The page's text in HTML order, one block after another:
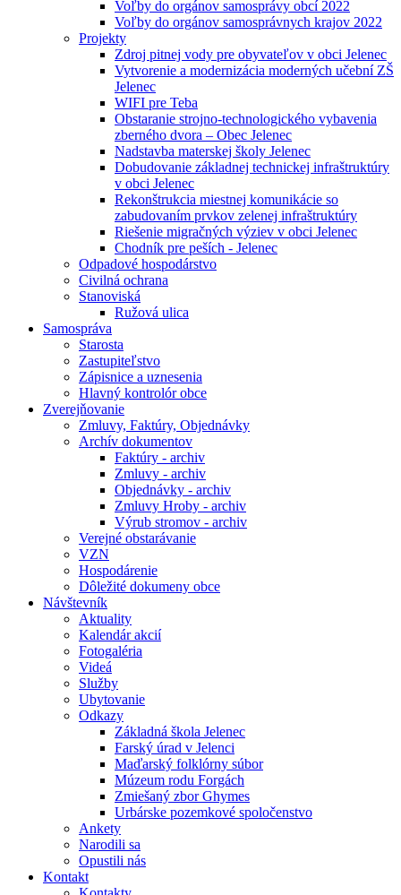
Voľby do orgánov samosprávy obcí 2022
Voľby do orgánov samosprávnych krajov 2022
Projekty
Zdroj pitnej vody pre obyvateľov v obci Jelenec
Vytvorenie a modernizácia moderných učební ZŠ
Jelenec
WIFI pre Teba
Obstaranie strojno-technologického vybavenia
zberného dvora – Obec Jelenec
Nadstavba materskej školy Jelenec
Dobudovanie základnej technickej infraštruktúry
v obci Jelenec
Rekonštrukcia miestnej komunikácie so
zabudovaním prvkov zelenej infraštruktúry
Riešenie migračných výziev v obci Jelenec
Chodník pre peších - Jelenec
Odpadové hospodárstvo
Civilná ochrana
Stanoviská
Ružová ulica
Samospráva
Starosta
Zastupiteľstvo
Zápisnice a uznesenia
Hlavný kontrolór obce
Zverejňovanie
Zmluvy, Faktúry, Objednávky
Archív dokumentov
Faktúry - archiv
Zmluvy - archiv
Objednávky - archiv
Zmluvy Hroby - archiv
Výrub stromov - archiv
Verejné obstarávanie
VZN
Hospodárenie
Dôležité dokumeny obce
Návštevník
Aktuality
Kalendár akcií
Fotogaléria
Videá
Služby
Ubytovanie
Odkazy
Základná škola Jelenec
Farský úrad v Jelenci
Maďarský folklórny súbor
Múzeum rodu Forgách
Zmiešaný zbor Ghymes
Urbárske pozemkové spoločenstvo
Ankety
Narodili sa
Opustili nás
Kontakt